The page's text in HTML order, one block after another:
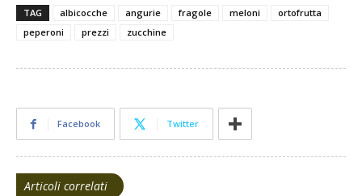
TAG albicocche angurie fragole meloni
ortofrutta
peperoni
prezzi zucchine
Facebook Twitter
Articoli correlati